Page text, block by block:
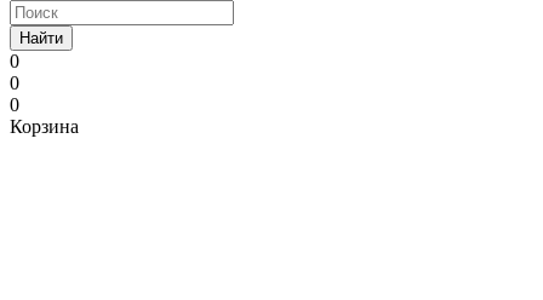
Найти
0
0
0
Корзина